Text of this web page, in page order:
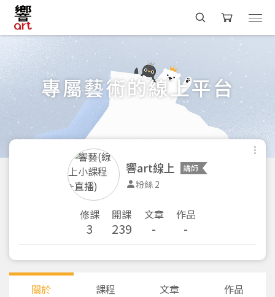
專屬藝術的線上平台
響art線上 講師
粉絲 2
修課
3
開課
239
文章
-
作品
-
關於 課程 文章 作品